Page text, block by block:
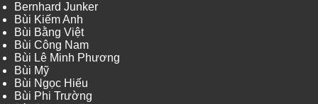
Bernhard Junker
Bùi Kiếm Anh
Bùi Bằng Việt
Bùi Công Nam
Bùi Lê Minh Phương
Bùi Mỹ
Bùi Ngọc Hiếu
Bùi Phi Trường